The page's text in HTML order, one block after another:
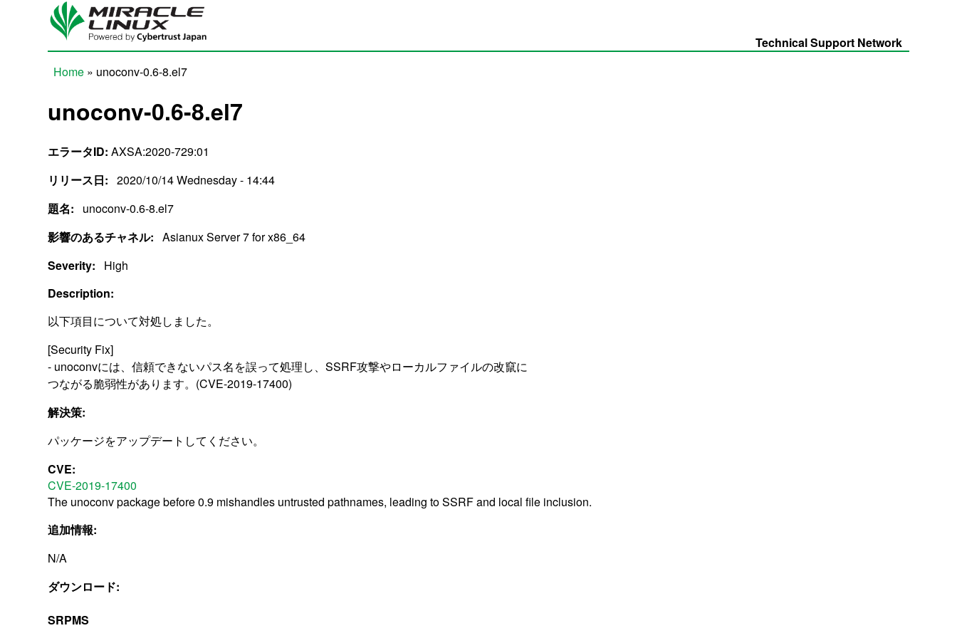
Skip to main content
Technical Support Network
Home » unoconv-0.6-8.el7
unoconv-0.6-8.el7
エラータID: AXSA:2020-729:01
リリース日: 2020/10/14 Wednesday - 14:44
題名:
unoconv-0.6-8.el7
影響のあるチャネル: Asianux Server 7 for x86_64
Severity:
High
Description:
以下項目について対処しました。
[Security Fix]
- unoconvには、信頼できないパス名を誤って処理し、SSRF攻撃やローカルファイルの改竄に
つながる脆弱性があります。(CVE-2019-17400)
解決策:
パッケージをアップデートしてください。
CVE:
CVE-2019-17400
The unoconv package before 0.9 mishandles untrusted pathnames, leading to SSRF and local file inclusion.
追加情報:
N/A
ダウンロード:
SRPMS